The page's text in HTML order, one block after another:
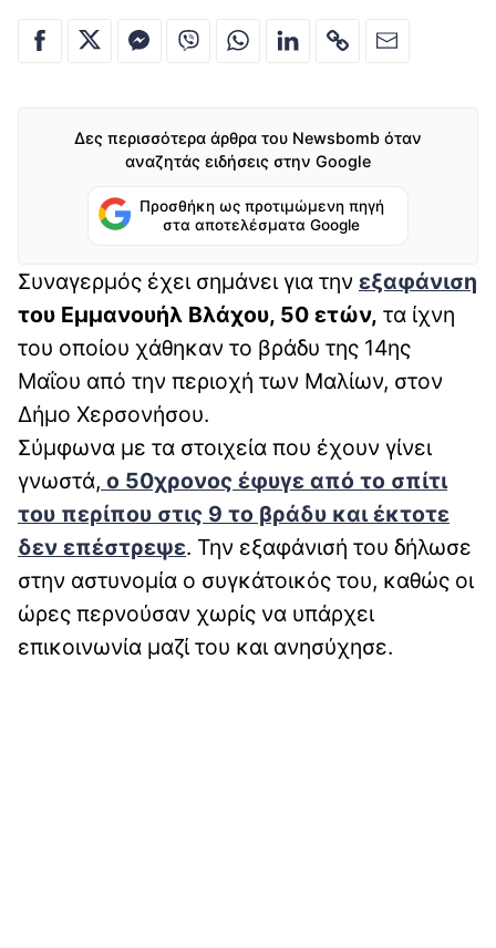
Δες περισσότερα άρθρα του Newsbomb όταν
αναζητάς ειδήσεις στην Google
Προσθήκη ως προτιμώμενη πηγή
στα αποτελέσματα Google
Συναγερμός έχει σημάνει για την εξαφάνιση
του Εμμανουήλ Βλάχου, 50 ετών, τα ίχνη
του οποίου χάθηκαν το βράδυ της 14ης
Μαΐου από την περιοχή των Μαλίων, στον
Δήμο Χερσονήσου.
Σύμφωνα με τα στοιχεία που έχουν γίνει
γνωστά, ο 50χρονος έφυγε από το σπίτι
του περίπου στις 9 το βράδυ και έκτοτε
δεν επέστρεψε. Την εξαφάνισή του δήλωσε
στην αστυνομία ο συγκάτοικός του, καθώς οι
ώρες περνούσαν χωρίς να υπάρχει
επικοινωνία μαζί του και ανησύχησε.